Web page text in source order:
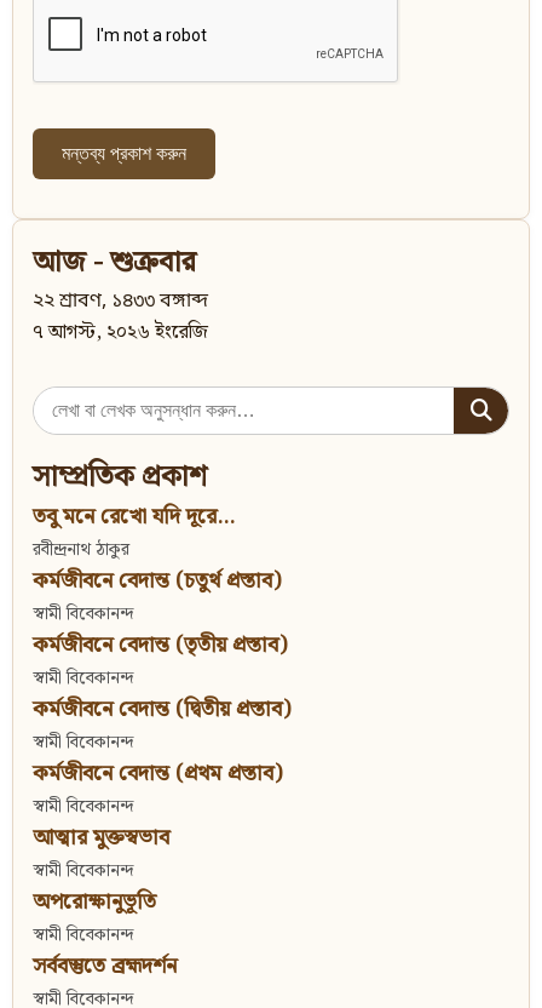
আজ - শুক্রবার
২২ শ্রাবণ, ১৪৩৩ বঙ্গাব্দ
৭ আগস্ট, ২০২৬ ইংরেজি
Search
for:
সাম্প্রতিক প্রকাশ
তবু মনে রেখো যদি দূরে...
রবীন্দ্রনাথ ঠাকুর
কর্মজীবনে বেদান্ত (চতুর্থ প্রস্তাব)
স্বামী বিবেকানন্দ
কর্মজীবনে বেদান্ত (তৃতীয় প্রস্তাব)
স্বামী বিবেকানন্দ
কর্মজীবনে বেদান্ত (দ্বিতীয় প্রস্তাব)
স্বামী বিবেকানন্দ
কর্মজীবনে বেদান্ত (প্রথম প্রস্তাব)
স্বামী বিবেকানন্দ
আত্মার মুক্তস্বভাব
স্বামী বিবেকানন্দ
অপরোক্ষানুভূতি
স্বামী বিবেকানন্দ
সর্ববস্তুতে ব্রহ্মদর্শন
স্বামী বিবেকানন্দ